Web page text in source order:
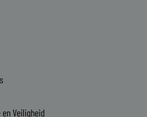
Veiligheid